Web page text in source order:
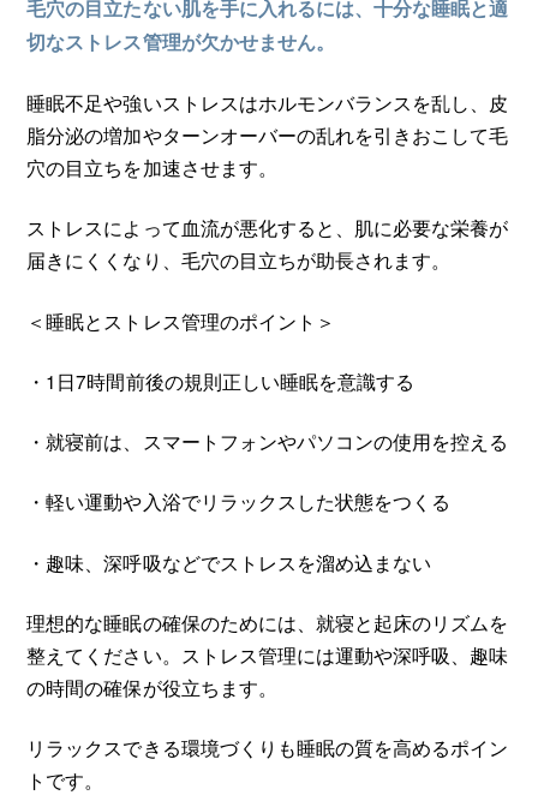
毛穴の目立たない肌を手に入れるには、十分な睡眠と適
切なストレス管理が欠かせません。
睡眠不足や強いストレスはホルモンバランスを乱し、皮
脂分泌の増加やターンオーバーの乱れを引きおこして毛
穴の目立ちを加速させます。
ストレスによって血流が悪化すると、肌に必要な栄養が
届きにくくなり、毛穴の目立ちが助長されます。
＜睡眠とストレス管理のポイント＞
・1日7時間前後の規則正しい睡眠を意識する
・就寝前は、スマートフォンやパソコンの使用を控える
・軽い運動や入浴でリラックスした状態をつくる
・趣味、深呼吸などでストレスを溜め込まない
理想的な睡眠の確保のためには、就寝と起床のリズムを
整えてください。ストレス管理には運動や深呼吸、趣味
の時間の確保が役立ちます。
リラックスできる環境づくりも睡眠の質を高めるポイン
トです。